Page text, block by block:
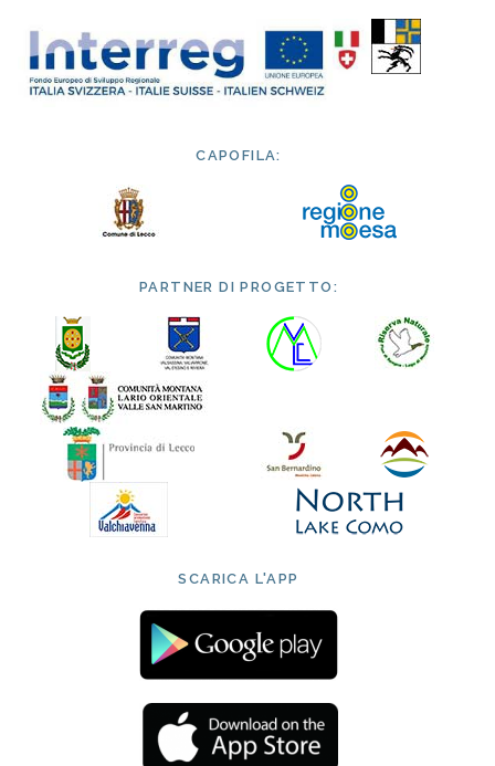
CAPOFILA:
PARTNER DI PROGETTO:
SCARICA L'APP